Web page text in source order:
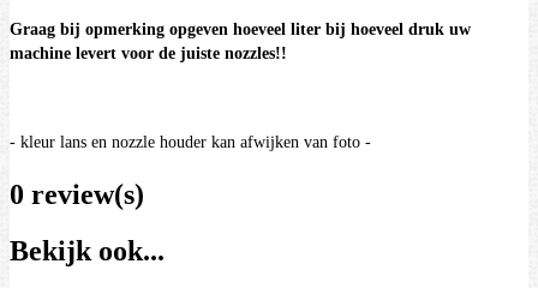
Graag bij opmerking opgeven hoeveel liter bij hoeveel druk uw
machine levert voor de juiste nozzles!!
- kleur lans en nozzle houder kan afwijken van foto -
0 review(s)
Bekijk ook...